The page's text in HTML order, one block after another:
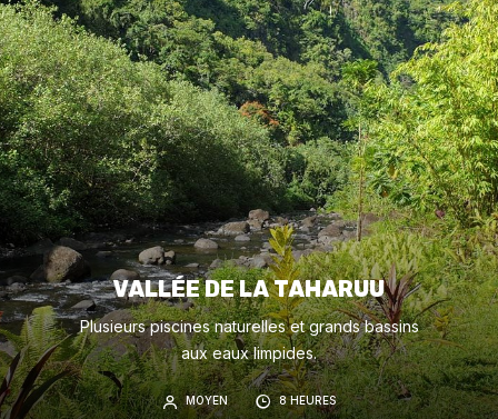
VALLÉE DE LA TAHARUU
Plusieurs piscines naturelles et grands bassins
aux eaux limpides.
MOYEN 8 HEURES